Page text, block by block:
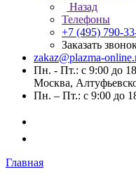
Назад
Телефоны
+7 (495) 790-
Заказать
zakaz@plazma-
Пн. - Пт.: с 9:00 до
Москва,
Пн. – Пт.: с 9:00 до
Главная